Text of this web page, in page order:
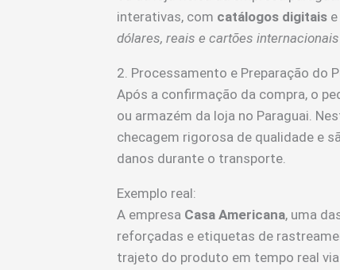
interativas, com catálogos digitais
dólares, reais e cartões internacionais
2. Processamento e Preparação do
Após a confirmação da compra, o
ou armazém da loja no Paraguai.
checagem rigorosa de qualidade e
danos durante o transporte.
Exemplo real:
A empresa Casa Americana, uma
reforçadas e etiquetas de
trajeto do produto em tempo real